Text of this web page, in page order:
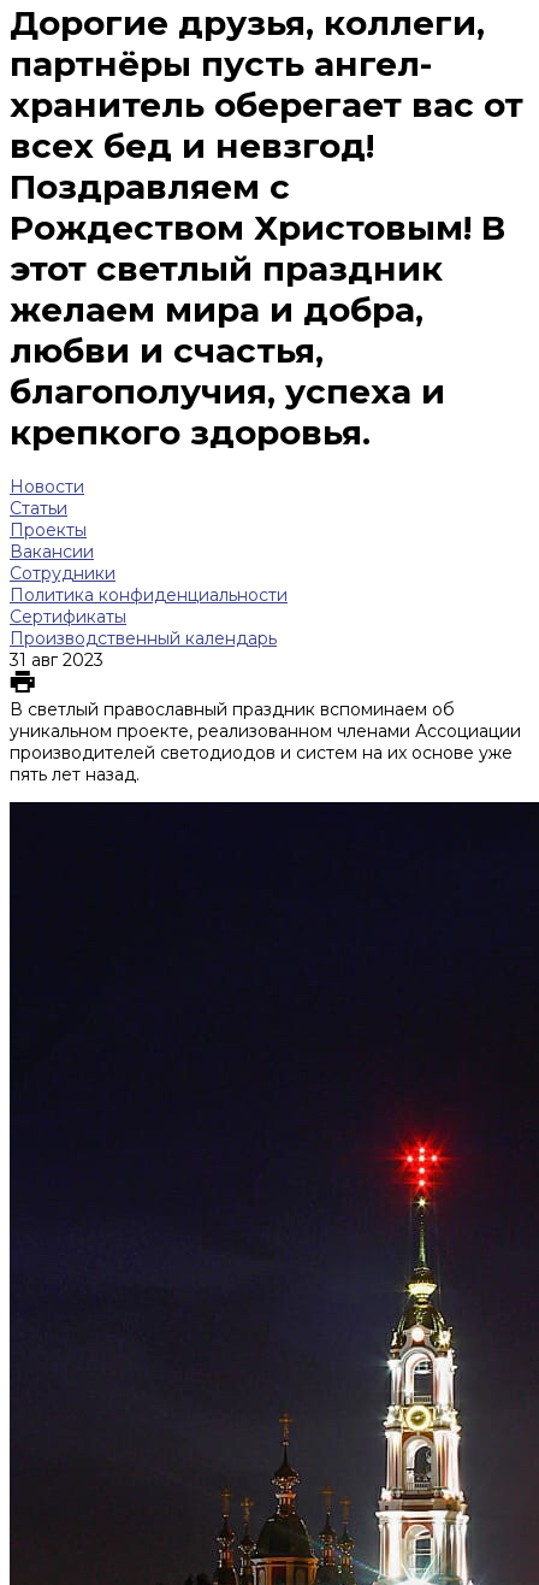
Дорогие друзья, коллеги,
партнёры пусть ангел-
хранитель оберегает вас от
всех бед и невзгод!
Поздравляем с
Рождеством Христовым! В
этот светлый праздник
желаем мира и добра,
любви и счастья,
благополучия, успеха и
крепкого здоровья.
Новости
Статьи
Проекты
Вакансии
Сотрудники
Политика конфиденциальности
Сертификаты
Производственный календарь
31 авг 2023
В светлый православный праздник вспоминаем об
уникальном проекте, реализованном членами Ассоциации
производителей светодиодов и систем на их основе уже
пять лет назад.